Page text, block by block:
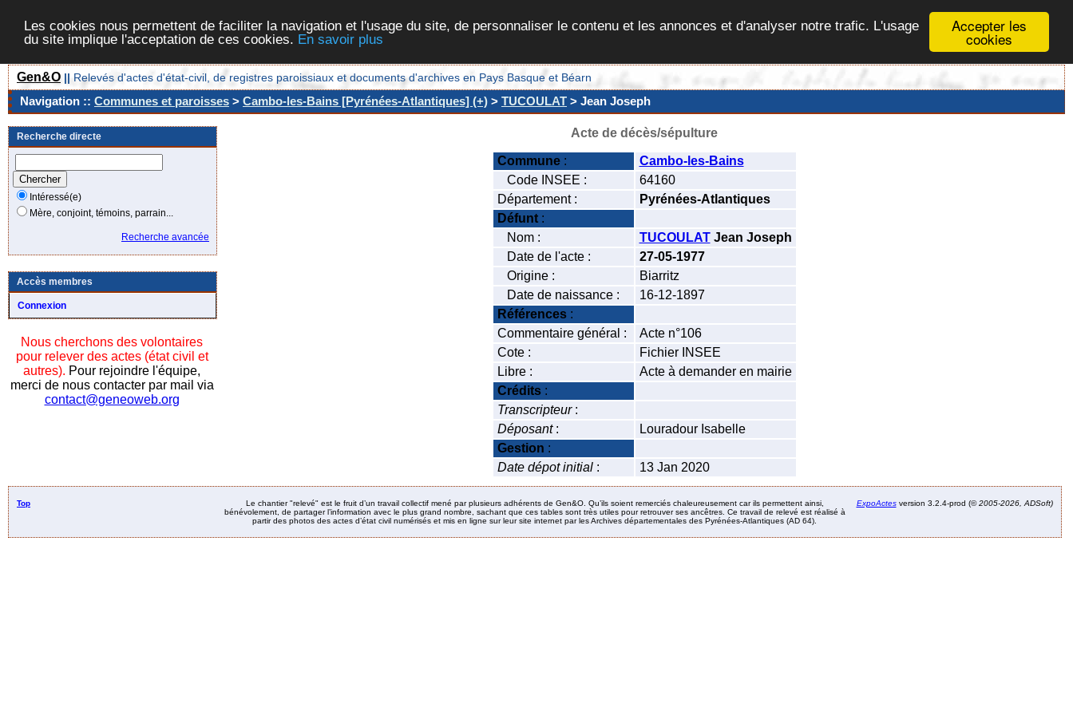
Accepter les
cookies
Les cookies nous permettent de faciliter la navigation et l'usage du site, de personnaliser le contenu et les annonces et d'analyser notre trafic. L'usage
du site implique l'acceptation de ces cookies. En savoir plus
Gen&O || Relevés d'actes d'état-civil, de registres paroissiaux et documents d'archives en Pays Basque et Béarn
Navigation :: Communes et paroisses > Cambo-les-Bains [Pyrénées-Atlantiques] (+) > TUCOULAT > Jean Joseph
Recherche directe
Intéressé(e)
Mère, conjoint, témoins, parrain...
Recherche avancée
Accès membres
Connexion
Nous cherchons des volontaires
pour relever des actes (état civil et
autres). Pour rejoindre l'équipe,
merci de nous contacter par mail via
contact@geneoweb.org
Acte de décès/sépulture
Commune:
Cambo-les-Bains
Code INSEE :
64160
Département :
Pyrénées-Atlantiques
Défunt:
Nom :
TUCOULAT Jean Joseph
Date de l'acte :
27-05-1977
Origine :
Biarritz
Date de naissance :
16-12-1897
Références:
Commentaire général :
Acte n°106
Cote :
Fichier INSEE
Libre :
Acte à demander en mairie
Crédits:
Transcripteur:
Déposant:
Louradour Isabelle
Gestion :
Date dépot initial: 13 Jan 2020
Top
Le chantier "relevé" est le fruit d’un travail collectif mené par plusieurs adhérents de Gen&O. Qu’ils soient remerciés chaleureusement car ils permettent ainsi,
bénévolement, de partager l’information avec le plus grand nombre, sachant que ces tables sont très utiles pour retrouver ses ancêtres. Ce travail de relevé est réalisé à
partir des photos des actes d’état civil numérisés et mis en ligne sur leur site internet par les Archives départementales des Pyrénées-Atlantiques (AD 64).
ExpoActesversion 3.2.4-prod (©2005-2026, ADSoft)